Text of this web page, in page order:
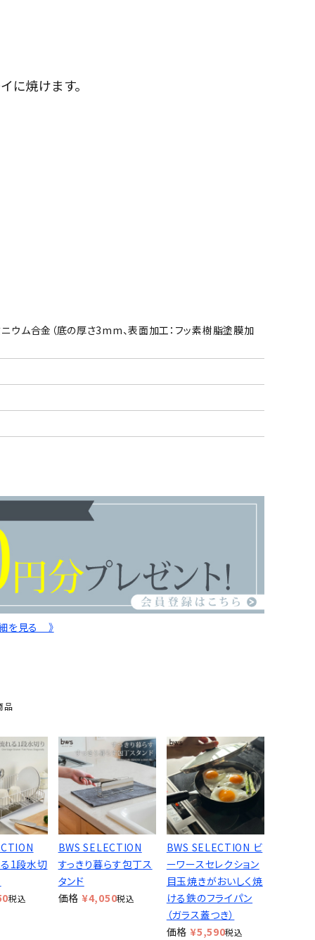
に焼けます。
ウム合金（底の厚さ3mm、表面加工：フッ素樹脂塗膜加
を見る 》
品
1段水切
税込
BWS SELECTION
すっきり暮らす包丁ス
タンド
価格 ¥4,050税込
BWS SELECTION ビ
ーワースセレクション
目玉焼きがおいしく焼
ける鉄のフライパン
（ガラス蓋つき）
価格 ¥5,590税込